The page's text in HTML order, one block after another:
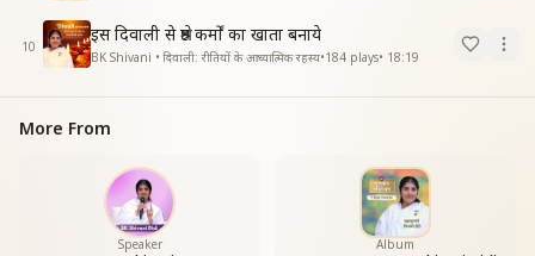
10
इस दिवाली से श्रेष्ठ कर्मों का खाता बनाये
BK Shivani • दिवाली: रीतियों के आध्यात्मिक रहस्य•184 plays• 18:19
More From
Speaker Album